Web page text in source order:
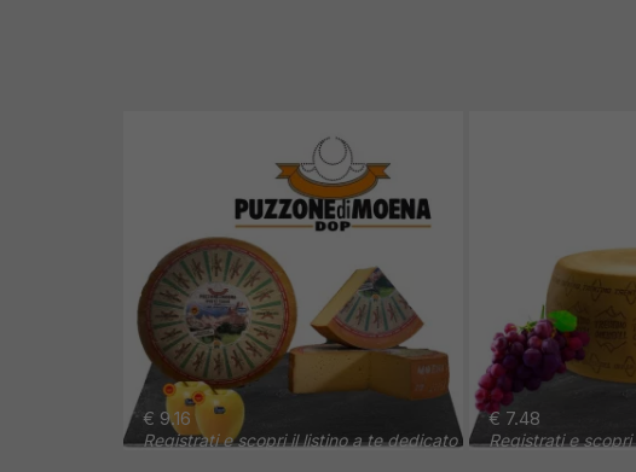
e scopri il listino a te dedicato Registrati e scopri il listino a te dedicato